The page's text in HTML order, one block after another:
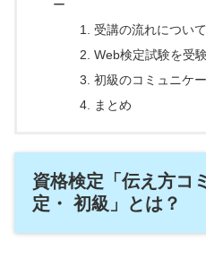
ー
受講の流れについて
Web検定試験を受験
初級のコミュニケ
まとめ
資格検定「伝え方コ
定・ 初級」とは？